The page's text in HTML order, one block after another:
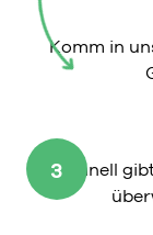
Komm in
3
So schnell